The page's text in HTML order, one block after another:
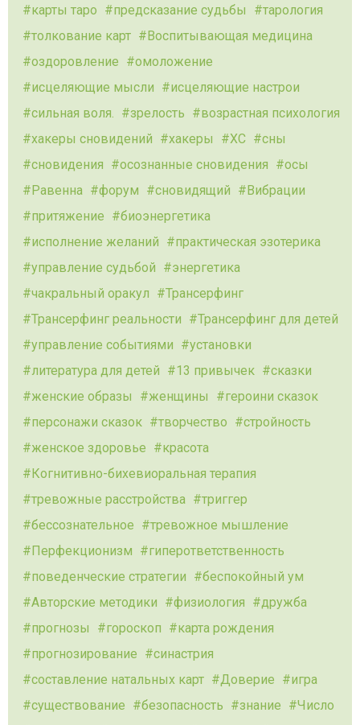
карты таро
предсказание судьбы
тарология
толкование карт
Воспитывающая медицина
оздоровление
омоложение
исцеляющие мысли
исцеляющие настрои
сильная воля.
зрелость
возрастная психология
хакеры сновидений
хакеры ХС
сны
сновидения
осознанные сновидения
осы
Равенна
форум сновидящий
Вибрации
притяжение
биоэнергетика
исполнение желаний
практическая эзотерика
управление судьбой
энергетика
чакральный оракул
Трансерфинг
Трансерфинг реальности
Трансерфинг для детей
управление событиями
установки
литература для детей
13 привычек
сказки
женские образы
женщины
героини сказок
персонажи сказок
творчество
стройность
женское здоровье
красота
Когнитивно-бихевиоральная терапия
тревожные расстройства
триггер
бессознательное
тревожное мышление
Перфекционизм
гиперответственность
поведенческие стратегии
беспокойный ум
Авторские методики
физиология
дружба
прогнозы
гороскоп
карта рождения
прогнозирование
синастрия
составление натальных карт
Доверие
игра
существование
безопасность знание
Число